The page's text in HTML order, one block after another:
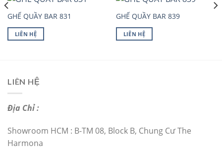
GHẾ QUẦY BAR 831
LIÊN HỆ
GHẾ QUẦY BAR 839
LIÊN HỆ
LIÊN HỆ
Địa Chỉ :
Showroom HCM : B-TM 08, Block B, Chung Cư The
Harmona